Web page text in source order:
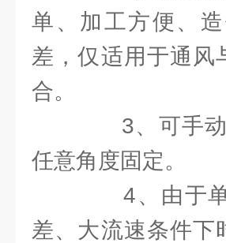
单、加工方便、
差，仅适用于通风
合。
3、可手动
任意角度固定。
4、由于单
差、大流速条件下